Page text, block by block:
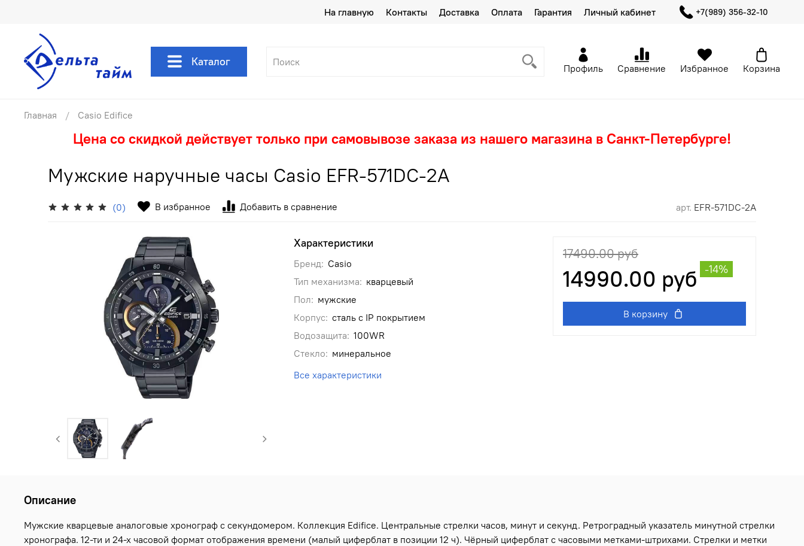
На главную Контакты Доставка Оплата Гарантия Личный кабинет +7(989) 356-32-10
Каталог Профиль Сравнение Избранное Корзина
Главная Casio Edifice
Цена со скидкой действует только при самовывозе заказа из нашего магазина в Санкт-Петербурге!
Мужские наручные часы Casio EFR-571DC-2A
(0) В избранное Добавить в сравнение арт. EFR-571DC-2A
Характеристики
Бренд: Casio
Тип механизма: кварцевый
Пол: мужские
Корпус: сталь с IP покрытием
Водозащита: 100WR
Стекло: минеральное
Все характеристики
17490.00 руб
14990.00 руб -14%
В корзину
Описание
Мужские кварцевые аналоговые хронограф с секундомером. Коллекция Edifice. Центральные стрелки часов, минут и секунд. Ретроградный указатель минутной стрелки
хронографа. 12-ти и 24-х часовой формат отображения времени (малый циферблат в позиции 12 ч). Чёрный циферблат с часовыми метками-штрихами. Стрелки и метки